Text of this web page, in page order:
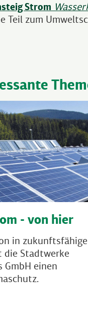
Strom
Teil zum
- von hier
in zukunftsfähige
die Stadtwerke
GmbH einen